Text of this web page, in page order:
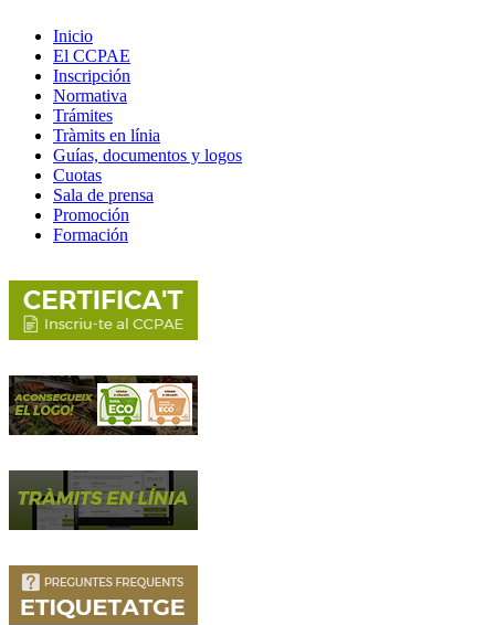
Inicio
El CCPAE
Inscripción
Normativa
Trámites
Tràmits en línia
Guías, documentos y logos
Cuotas
Sala de prensa
Promoción
Formación